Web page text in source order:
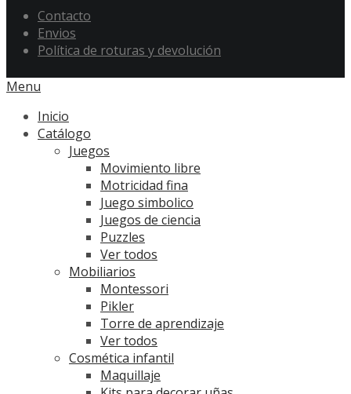
Contacto
Envios
Política de roturas y devolución
Menu
Inicio
Catálogo
Juegos
Movimiento libre
Motricidad fina
Juego simbolico
Juegos de ciencia
Puzzles
Ver todos
Mobiliarios
Montessori
Pikler
Torre de aprendizaje
Ver todos
Cosmética infantil
Maquillaje